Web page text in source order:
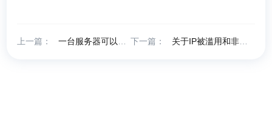
上一篇： 一台服务器可以搭建多少个ftp 下一篇： 关于IP被滥用和非法信息处理规则